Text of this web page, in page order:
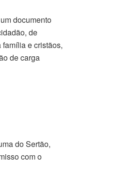
documento
de
e cristãos,
de carga
do Sertão,
com o